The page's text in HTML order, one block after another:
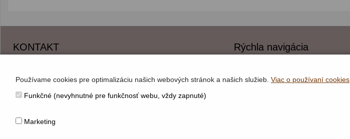
KONTAKT
Michalská 10, 815 36 Bratislava 1
+421 (2) 2047 0111, info@hc.sk
www.hc.sk
Rýchla navigácia
Organy
Používame cookies pre optimalizáciu našich webových stránok a našich služieb. Viac o používaní cookies
Funkčné (nevyhnutné pre funkčnosť webu, vždy zapnuté)
Marketing